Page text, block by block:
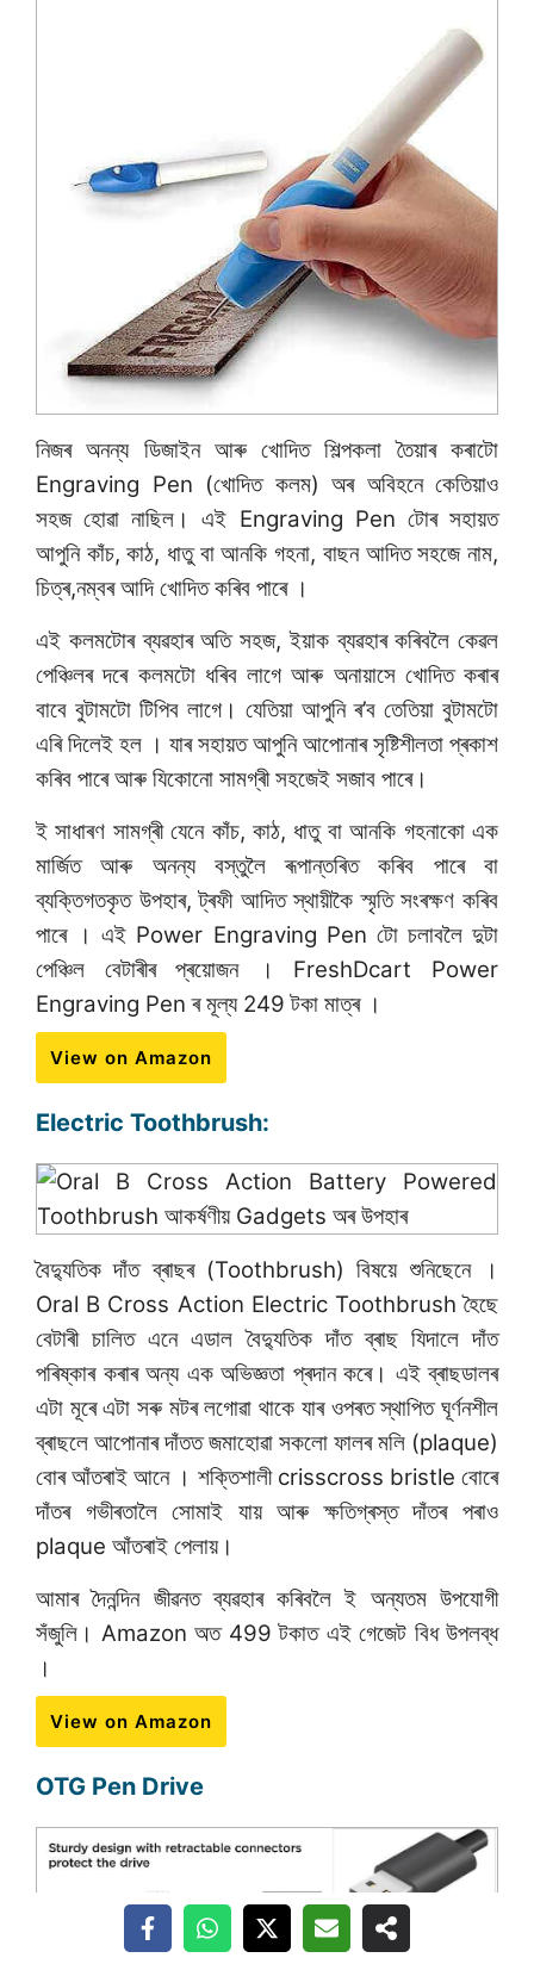
নিজৰ অনন্য ডিজাইন আৰু খোদিত শিল্পকলা তৈয়াৰ কৰাটো
Engraving Pen (খোদিত কলম) অৰ অবিহনে কেতিয়াও
সহজ হোৱা নাছিল। এই Engraving Pen টোৰ সহায়ত
আপুনি কাঁচ, কাঠ, ধাতু বা আনকি গহনা, বাছন আদিত সহজে নাম,
চিত্ৰ,নম্বৰ আদি খোদিত কৰিব পাৰে ।
এই কলমটোৰ ব্যৱহাৰ অতি সহজ, ইয়াক ব্যৱহাৰ কৰিবলৈ কেৱল
পেঞ্চিলৰ দৰে কলমটো ধৰিব লাগে আৰু অনায়াসে খোদিত কৰাৰ
বাবে বুটামটো টিপিব লাগে। যেতিয়া আপুনি ৰ’ব তেতিয়া বুটামটো
এৰি দিলেই হল । যাৰ সহায়ত আপুনি আপোনাৰ সৃষ্টিশীলতা প্ৰকাশ
কৰিব পাৰে আৰু যিকোনো সামগ্ৰী সহজেই সজাব পাৰে।
ই সাধাৰণ সামগ্ৰী যেনে কাঁচ, কাঠ, ধাতু বা আনকি গহনাকো এক
মাৰ্জিত আৰু অনন্য বস্তুলৈ ৰূপান্তৰিত কৰিব পাৰে বা
ব্যক্তিগতকৃত উপহাৰ, ট্ৰফী আদিত স্থায়ীকৈ স্মৃতি সংৰক্ষণ কৰিব
পাৰে । এই Power Engraving Pen টো চলাবলৈ দুটা
পেঞ্চিল বেটাৰীৰ প্ৰয়োজন । FreshDcart Power
Engraving Pen ৰ মূল্য 249 টকা মাত্ৰ ।
View on Amazon
Electric Toothbrush:
বৈদ্যুতিক দাঁত ব্ৰাছৰ (Toothbrush) বিষয়ে শুনিছেনে ।
Oral B Cross Action Electric Toothbrush হৈছে
বেটাৰী চালিত এনে এডাল বৈদ্যুতিক দাঁত ব্ৰাছ যিদালে দাঁত
পৰিষ্কাৰ কৰাৰ অন্য এক অভিজ্ঞতা প্ৰদান কৰে। এই ব্ৰাছডালৰ
এটা মূৰে এটা সৰু মটৰ লগোৱা থাকে যাৰ ওপৰত স্থাপিত ঘূৰ্ণনশীল
ব্ৰাছলে আপোনাৰ দাঁতত জমাহোৱা সকলো ফালৰ মলি (plaque)
বোৰ আঁতৰাই আনে । শক্তিশালী crisscross bristle বোৰে
দাঁতৰ গভীৰতালৈ সোমাই যায় আৰু ক্ষতিগ্ৰস্ত দাঁতৰ পৰাও
plaque আঁতৰাই পেলায়।
আমাৰ দৈনন্দিন জীৱনত ব্যৱহাৰ কৰিবলৈ ই অন্যতম উপযোগী
সঁজুলি। Amazon অত 499 টকাত এই গেজেট বিধ উপলব্ধ
।
View on Amazon
OTG Pen Drive